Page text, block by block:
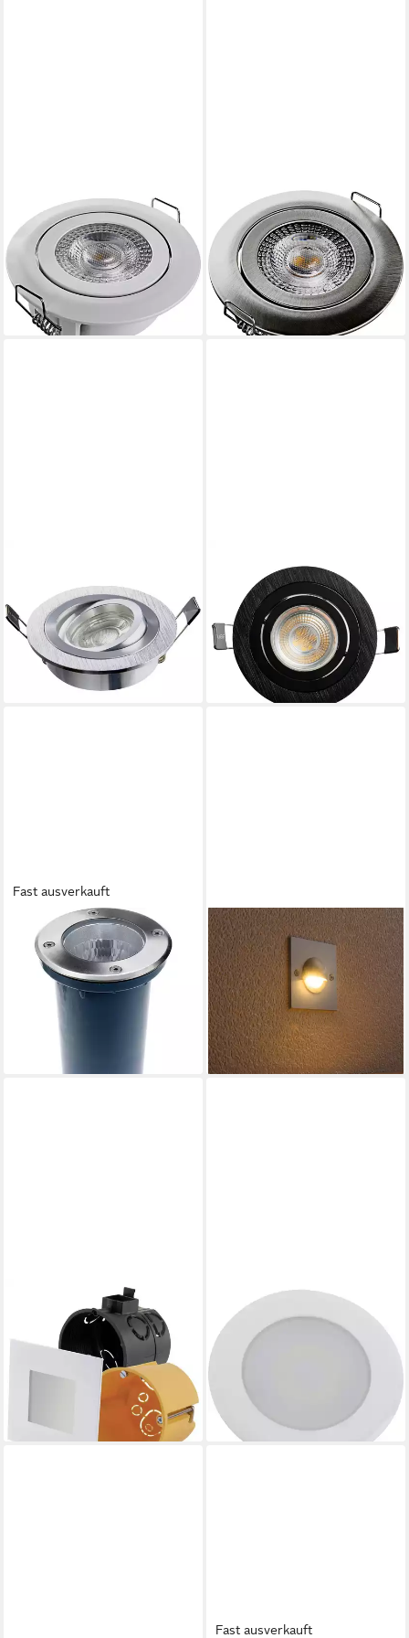
Einbauleuchte Heitronic
500665 DL7202 LED-
Einbauleuchte LED LED fest
eingebaut 5 W
16,39 €
lieferbar - in 2-3 Werktagen bei dir
HEITRONIC
Einbauleuchte Heitronic
500666 DL7202 LED-
Einbauleuchte LED LED fest
eingebaut 5 W
ab 12,34 €
lieferbar - in 2-3 Werktagen bei dir
500591 DL7801
Einbauleuchte LED LED fest
eingebaut 8 W Alu
12,20 €
leider ausverkauft
Einbauleuchte Einbaustrahler
in Schwarz schwenkbar rund
11,99 €
UVP17,99 €
-33%
lieferbar - in 2-3 Werktagen bei dir
Fast ausverkauft
HEITRONIC
Einbauleuchte Heitronic
BERLIN 36864
Bodeneinbauleuchte E27
ab 39,53 €
HEITRONIC
Einbauleuchte LED
Einbauleuchte 3W 3000K
145lm IP64 80x80mm, LED
19,89 € UVP131,95 €
-85%
lieferbar - in 2-3 Werktagen bei dir
LED Einbauleuchte LED-
Einbauleuchte 27632, Geringe
lieferbar - in 2-3 Werktagen bei dir
HEITRONIC
Einbauleuchte Heitronic
500034 Casablanca LED-
Einbauleuchte LED LED fest
eingebaut
10,54 €
lieferbar - in 2-3 Werktagen bei dir
Fast ausverkauft